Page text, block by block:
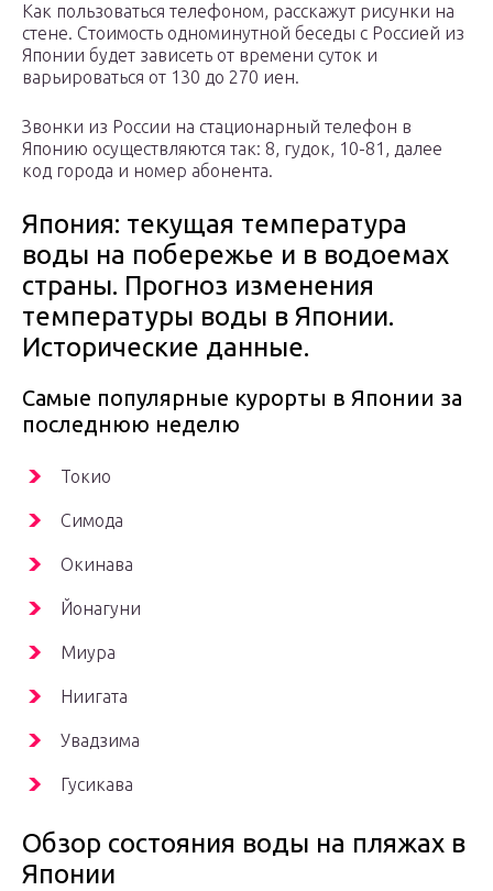
Как пользоваться телефоном, расскажут рисунки на
стене. Стоимость одноминутной беседы с Россией из
Японии будет зависеть от времени суток и
варьироваться от 130 до 270 иен.
Звонки из России на стационарный телефон в
Японию осуществляются так: 8, гудок, 10-81, далее
код города и номер абонента.
Япония: текущая температура
воды на побережье и в водоемах
страны. Прогноз изменения
температуры воды в Японии.
Исторические данные.
Самые популярные курорты в Японии за
последнюю неделю
Токио
Симода
Окинава
Йонагуни
Миура
Ниигата
Увадзима
Гусикава
Обзор состояния воды на пляжах в
Японии